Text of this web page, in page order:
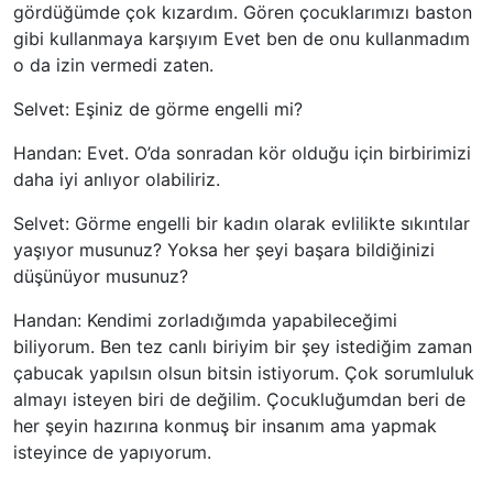
gördüğümde çok kızardım. Gören çocuklarımızı baston
gibi kullanmaya karşıyım Evet ben de onu kullanmadım
o da izin vermedi zaten.
Selvet: Eşiniz de görme engelli mi?
Handan: Evet. O’da sonradan kör olduğu için birbirimizi
daha iyi anlıyor olabiliriz.
Selvet: Görme engelli bir kadın olarak evlilikte sıkıntılar
yaşıyor musunuz? Yoksa her şeyi başara bildiğinizi
düşünüyor musunuz?
Handan: Kendimi zorladığımda yapabileceğimi
biliyorum. Ben tez canlı biriyim bir şey istediğim zaman
çabucak yapılsın olsun bitsin istiyorum. Çok sorumluluk
almayı isteyen biri de değilim. Çocukluğumdan beri de
her şeyin hazırına konmuş bir insanım ama yapmak
isteyince de yapıyorum.